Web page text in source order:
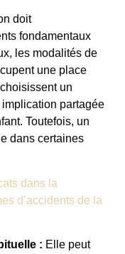
doit
fondamentaux
les modalités de
une place
un
partagée
Toutefois, un
dans certaines
dans la
d’accidents de la
: Elle peut